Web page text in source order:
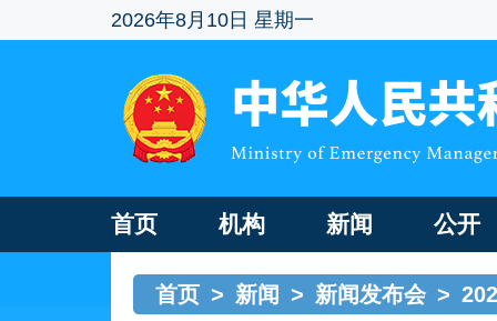
2026年8月10日 星期一
首页 机构 新闻 公开
首页 > 新闻 > 新闻发布会 >